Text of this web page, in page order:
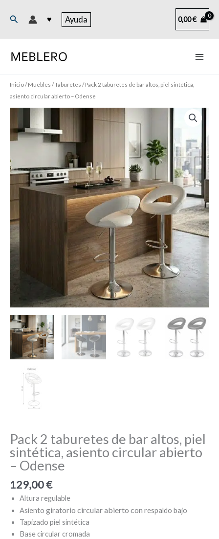
Buscar ♥ Ayuda 0,00€
Inicio/Muebles /Taburetes / Pack 2 taburetes de bar altos, piel sintética,
asiento circular abierto – Odense
Pack 2 taburetes de bar altos, piel
sintética, asiento circular abierto
– Odense
129,00€
Altura regulable
Asiento giratorio circular abierto con respaldo bajo
Tapizado piel sintética
Base circular cromada